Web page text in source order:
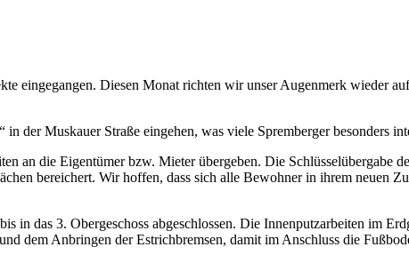
eingegangen. Diesen Monat richten wir unser Augenmerk wieder
der Muskauer Straße eingehen, was viele Spremberger besonders
an die Eigentümer bzw. Mieter übergeben. Die Schlüsselübergabe
bereichert. Wir hoffen, dass sich alle Bewohner in ihrem neuen
das 3. Obergeschoss abgeschlossen. Die Innenputzarbeiten im
dem Anbringen der Estrichbremsen, damit im Anschluss die